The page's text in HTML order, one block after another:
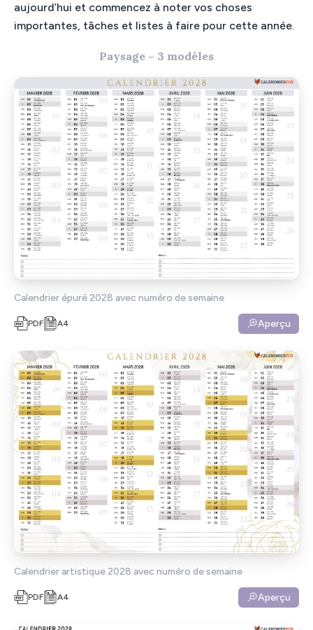
aujourd’hui et commencez à noter vos choses
importantes, tâches et listes à faire pour cette année.
Paysage – 3 modèles
Calendrier épuré 2028 avec numéro de semaine
PDF A4 Aperçu
Calendrier artistique 2028 avec numéro de semaine
PDF A4 Aperçu